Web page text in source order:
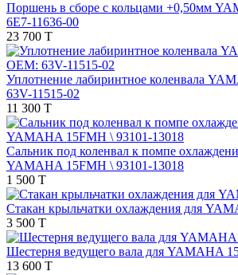
Поршень в сборе с кольцами +0,50мм
6E7-11636-00
23 700 T
Уплотнение лабиринтное коленвала
63V-11515-02
11 300 T
Сальник под коленвал к помпе
YAMAHA 15FMH \ 93101-13018
1 500 T
Стакан крыльчатки охлаждения для
3 500 T
Шестерня ведущего вала для YAMAHA
13 600 T